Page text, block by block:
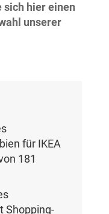
sich hier einen
unserer
für IKEA
181
Shopping-